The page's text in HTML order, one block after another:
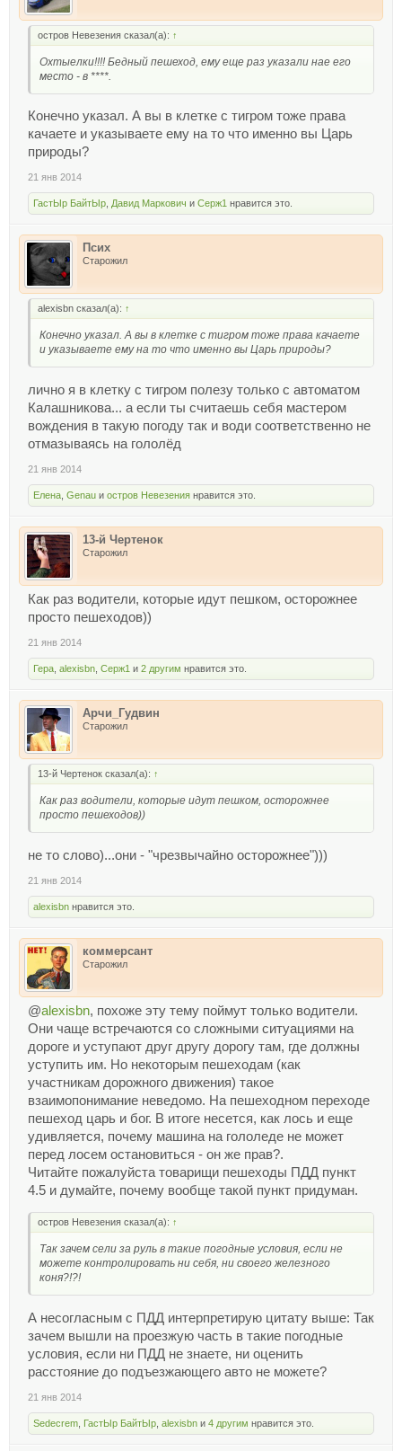
остров Невезения сказал(а): ↑
Охтыелки!!!! Бедный пешеход, ему еще раз указали нае его
место - в ****.
Конечно указал. А вы в клетке с тигром тоже права
качаете и указываете ему на то что именно вы Царь
природы?
21 янв 2014
ГастЫр БайтЫр Давид Маркович и Серж1 нравится это.
Псих
Старожил
alexisbn сказал(а): ↑
Конечно указал. А вы в клетке с тигром тоже права качаете
и указываете ему на то что именно вы Царь природы?
лично я в клетку с тигром полезу только с автоматом
Калашникова... а если ты считаешь себя мастером
вождения в такую погоду так и води соответственно не
отмазываясь на гололёд
21 янв 2014
Елена Genau и остров Невезения нравится это.
13-й Чертенок
Старожил
Как раз водители, которые идут пешком, осторожнее
просто пешеходов))
21 янв 2014
Гера alexisbn Серж1 и 2 другим нравится это.
Арчи_Гудвин
Старожил
13-й Чертенок сказал(а): ↑
Как раз водители, которые идут пешком, осторожнее
просто пешеходов))
не то слово)...они - "чрезвычайно осторожнее")))
21 янв 2014
alexisbn нравится это.
коммерсант
Старожил
@alexisbn, похоже эту тему поймут только водители.
Они чаще встречаются со сложными ситуациями на
дороге и уступают друг другу дорогу там, где должны
уступить им. Но некоторым пешеходам (как
участникам дорожного движения) такое
взаимопонимание неведомо. На пешеходном переходе
пешеход царь и бог. В итоге несется, как лось и еще
удивляется, почему машина на гололеде не может
перед лосем остановиться - он же прав?.
Читайте пожалуйста товарищи пешеходы ПДД пункт
4.5 и думайте, почему вообще такой пункт придуман.
остров Невезения сказал(а): ↑
Так зачем сели за руль в такие погодные условия, если не
можете контролировать ни себя, ни своего железного
коня?!?!
А несогласным с ПДД интерпретирую цитату выше: Так
зачем вышли на проезжую часть в такие погодные
условия, если ни ПДД не знаете, ни оценить
расстояние до подъезжающего авто не можете?
21 янв 2014
Sedecrem ГастЫр БайтЫр alexisbn и 4 другим нравится это.